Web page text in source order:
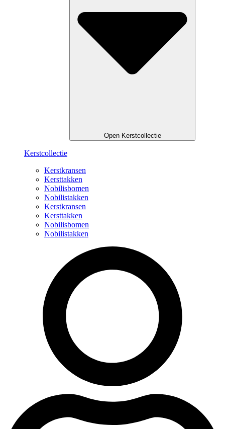
Open Kerstcollectie
Kerstcollectie
Kerstkransen
Kersttakken
Nobilisbomen
Nobilistakken
Kerstkransen
Kersttakken
Nobilisbomen
Nobilistakken